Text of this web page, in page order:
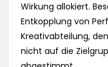
Wirkung allokiert.
Entkopplung von
Kreativabteilung,
nicht auf die